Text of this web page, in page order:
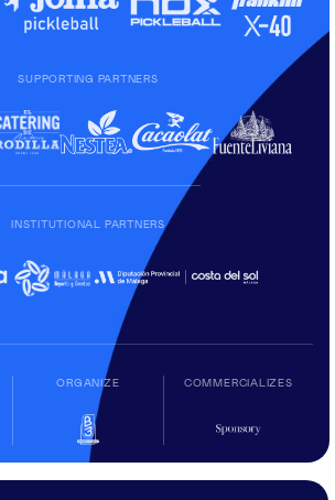
SUPPORTING PARTNERS
INSTITUTIONAL PARTNERS
ORGANIZE COMMERCIALIZES